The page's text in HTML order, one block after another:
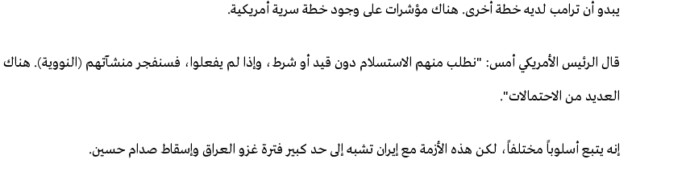
يبدو أن ترامب لديه خطة أخرى. هناك مؤشرات على وجود خطة سرية أمريكية.
قال الرئيس الأمريكي أمس: "نطلب منهم الاستسلام دون قيد أو شرط، وإذا لم يفعلوا، فسنفجر منشآتهم (النووية). هناك
العديد من الاحتمالات".
إنه يتبع أسلوباً مختلفاً، لكن هذه الأزمة مع إيران تشبه إلى حد كبير فترة غزو العراق وإسقاط صدام حسين.